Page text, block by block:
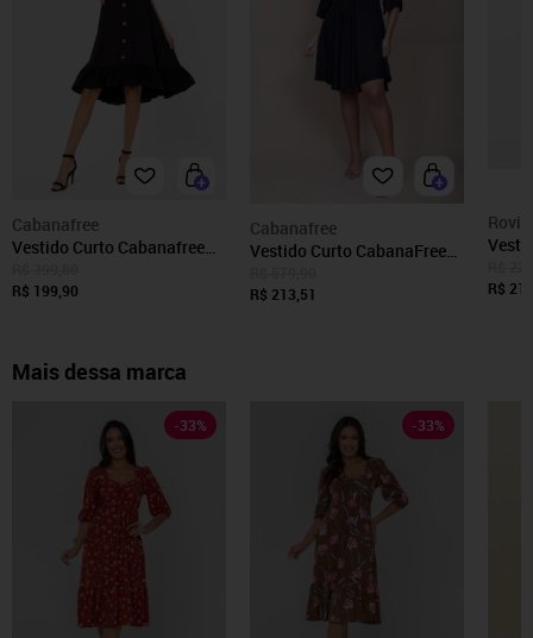
Cabanafree
Vestido Curto Cabanafree
Ombro a Ombro Amplo
R$ 199,90
Cabanafree
Vestido Curto CabanaFree
Cordão na Cintura Preto
R$ 213,51
Preto
R$
Mais dessa marca
-33% -33%